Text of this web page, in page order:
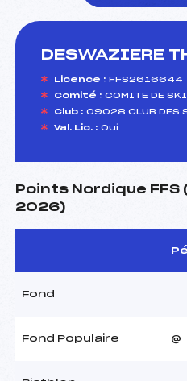
DESWAZIERE
Licence : FFS2616644
Comité : COMITE DE
Club : 09028 CLUB DES
Val. Lic. : Oui
Points Nordique FFS
2026)
Fond
Fond Populaire @